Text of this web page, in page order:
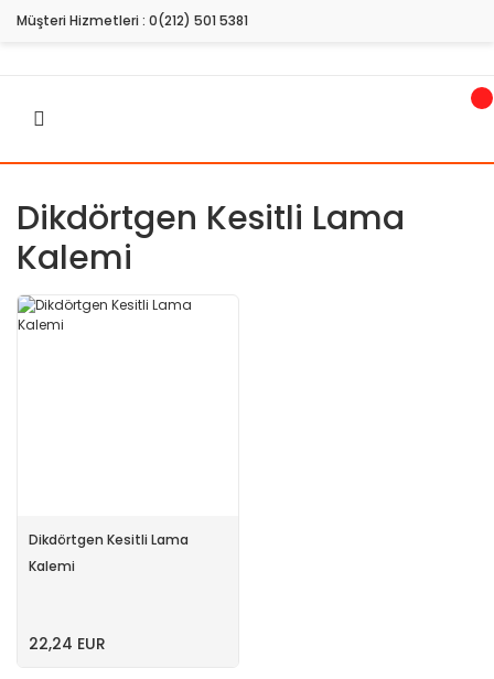
Müşteri Hizmetleri : 0(212) 501 5381
Dikdörtgen Kesitli Lama
Kalemi
Dikdörtgen Kesitli Lama
Kalemi
22,24 EUR